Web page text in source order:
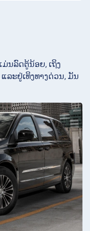
ມ່ນລົດຕູ້ນ້ອຍ, ເຖິງ
ລະຢູ່ເທິງທາງດ່ວນ, ມັນ